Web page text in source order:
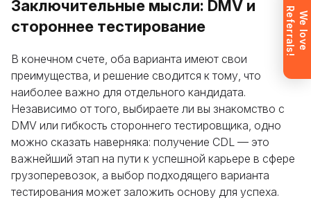
Заключительные мысли: DMV и
стороннее тестирование
В конечном счете, оба варианта имеют свои
преимущества, и решение сводится к тому, что
наиболее важно для отдельного кандидата.
Независимо от того, выбираете ли вы знакомство с
DMV или гибкость стороннего тестировщика, одно
можно сказать наверняка: получение CDL — это
важнейший этап на пути к успешной карьере в сфере
грузоперевозок, а выбор подходящего варианта
тестирования может заложить основу для успеха.
Заявка отправлена. Мы скоро
все вопросы.
Не хотите ждать?
Зарегистрируйтесь и сразу
получите доступ (после
подтверждения почты).
Ознакомьтесь
W
e
l
o
v
e
Re
f
e
r
r
a
l
s
!